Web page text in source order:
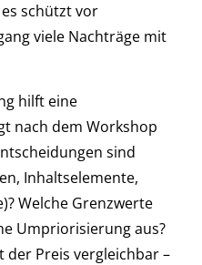
schützt vor
viele Nachträge mit
hilft eine
nach dem Workshop
sind
Inhaltselemente,
Welche Grenzwerte
Umpriorisierung aus?
Preis vergleichbar –